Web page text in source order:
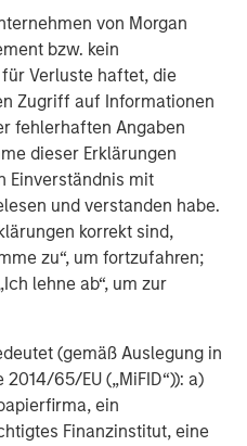
von Morgan
bzw. kein
Verluste haftet, die
Zugriff auf Informationen
fehlerhaften Angaben
dieser Erklärungen
Einverständnis mit
und verstanden habe.
korrekt sind,
zu“, um fortzufahren;
lehne ab“, um zur
(gemäß Auslegung in
65/EU („MiFID“)): a)
ein
Finanzinstitut, eine
of
real-world data and
term value may
software and fleet
Kim examine how
beginning to move
manufacturing and
the risk of loss.